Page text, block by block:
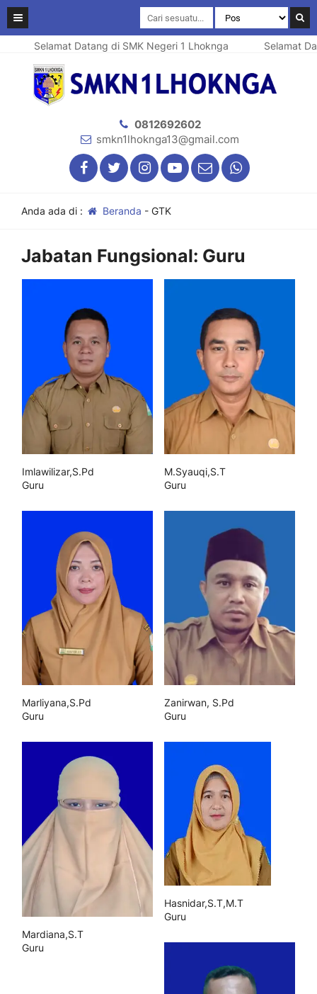
Selamat Datang di SMK Negeri 1 Lhoknga Selamat
0812692602
smkn1lhoknga13@gmail.com
Anda ada di : Beranda - GTK
Jabatan Fungsional: Guru
Imlawilizar,S.Pd
Guru
M.Syauqi,S.T
Guru
Marliyana,S.Pd
Guru
Zanirwan, S.Pd
Guru
Mardiana,S.T
Guru
Hasnidar,S.T,M.T
Guru